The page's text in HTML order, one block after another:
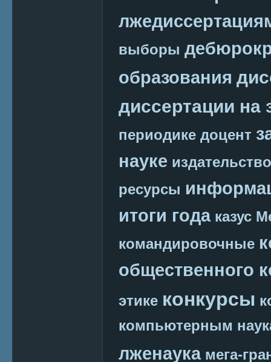
выборы
образования
диссертации на
периодике доцент
науке издательство
ресурсы
итоги года казус
командировочные
общественного
этике конкурсы
компьютерным
лженаука мега-